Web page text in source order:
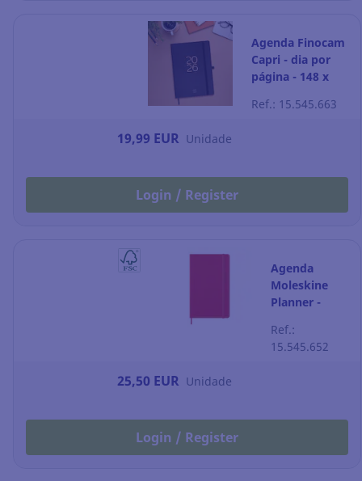
Agenda Finocam
Capri - dia por
página - 148 x
Ref.: 15.545.663
19,99 EUR Unidade
Login / Register
Agenda
Moleskine
Planner -
vista - 130 x
210 mm -
Ref.:
15.545.652
25,50 EUR Unidade
Login / Register